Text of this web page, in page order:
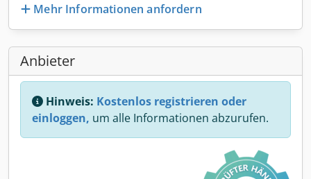
Mehr Informationen anfordern
Anbieter
Hinweis: Kostenlos registrieren oder
einloggen, um alle Informationen abzurufen.